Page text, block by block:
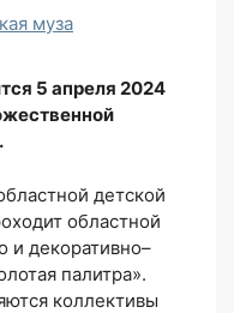
муза
5 апреля 2024
детской
областной
и декоративно–
палитра».
коллективы